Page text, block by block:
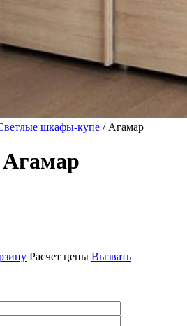
шкафы-купе / Агамар
Расчет цены Вызвать